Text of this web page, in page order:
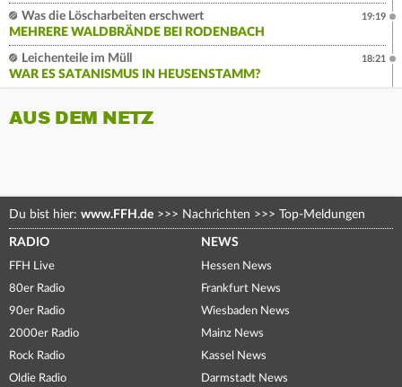
Was die Löscharbeiten erschwert
MEHRERE WALDBRÄNDE BEI RODENBACH
19:19
Leichenteile im Müll
WAR ES SATANISMUS IN HEUSENSTAMM?
18:21
AUS DEM NETZ
Du bist hier: www.FFH.de >>> Nachrichten >>> Top-Meldungen
RADIO
FFH Live
80er Radio
90er Radio
2000er Radio
Rock Radio
Oldie Radio
NEWS
Hessen News
Frankfurt News
Wiesbaden News
Mainz News
Kassel News
Darmstadt News